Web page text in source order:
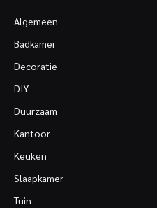
Algemeen
Badkamer
Decoratie
DIY
Duurzaam
Kantoor
Keuken
Slaapkamer
Tuin